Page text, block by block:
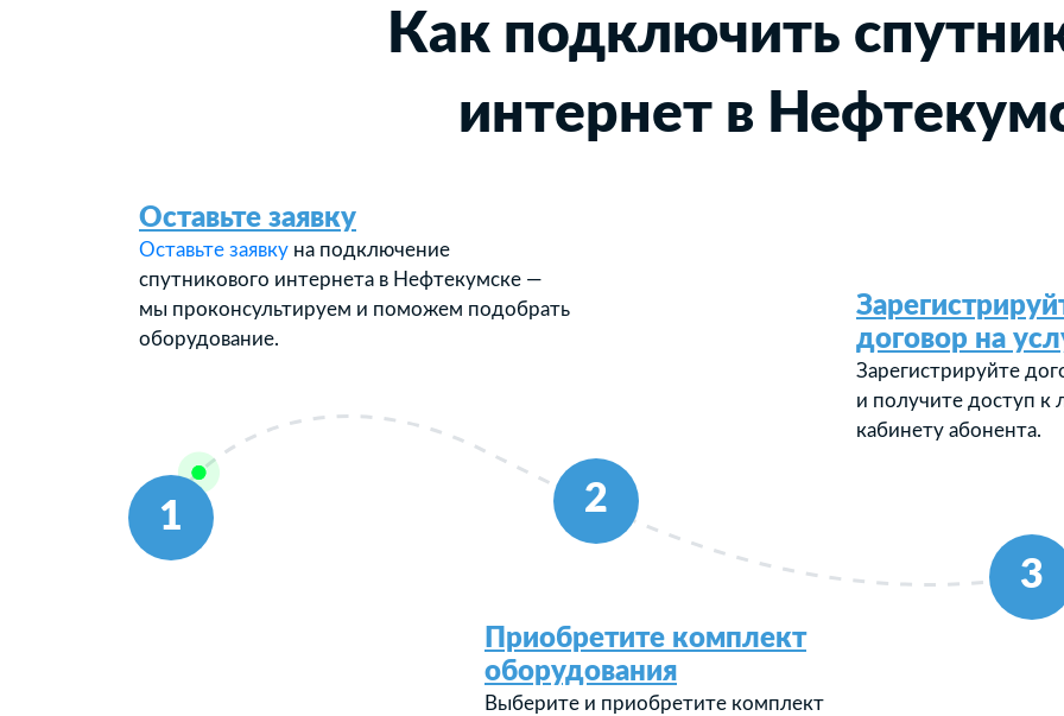
Как подключить
интернет в
1
2
3
Оставьте заявку
Оставьте заявку на подключение
спутникового интернета в Нефтекумске —
мы проконсультируем и поможем подобрать
оборудование.
Приобретите комплект
оборудования
Выберите и приобретите комплект
договор на
Зарегистрируйте
и получите доступ к
кабинету абонента.